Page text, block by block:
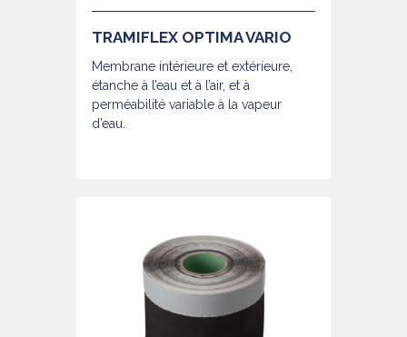
TRAMIFLEX OPTIMA VARIO
Membrane intérieure et extérieure,
étanche à l’eau et à l’air, et à
perméabilité variable à la vapeur
d’eau.